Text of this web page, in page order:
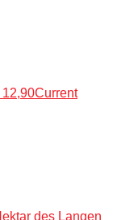
12,90Current